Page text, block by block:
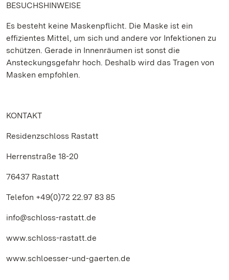
BESUCHSHINWEISE
Es besteht keine Maskenpflicht. Die Maske ist ein
effizientes Mittel, um sich und andere vor Infektionen zu
schützen. Gerade in Innenräumen ist sonst die
Ansteckungsgefahr hoch. Deshalb wird das Tragen von
Masken empfohlen.
KONTAKT
Residenzschloss Rastatt
Herrenstraße 18-20
76437 Rastatt
Telefon +49(0)72 22.97 83 85
info@schloss-rastatt.de
www.schloss-rastatt.de
www.schloesser-und-gaerten.de